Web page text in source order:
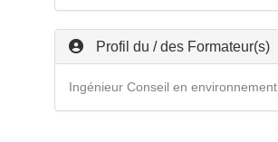
Profil du / des Formateur(s)
Ingénieur Conseil en environnement